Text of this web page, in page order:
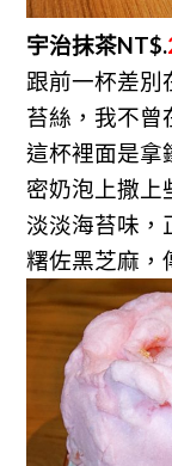
宇治抹茶NT$.
跟前一杯差別
苔絲，我不曾
這杯裡面是拿
密奶泡上撒上
淡淡海苔味，
糬佐黑芝麻，